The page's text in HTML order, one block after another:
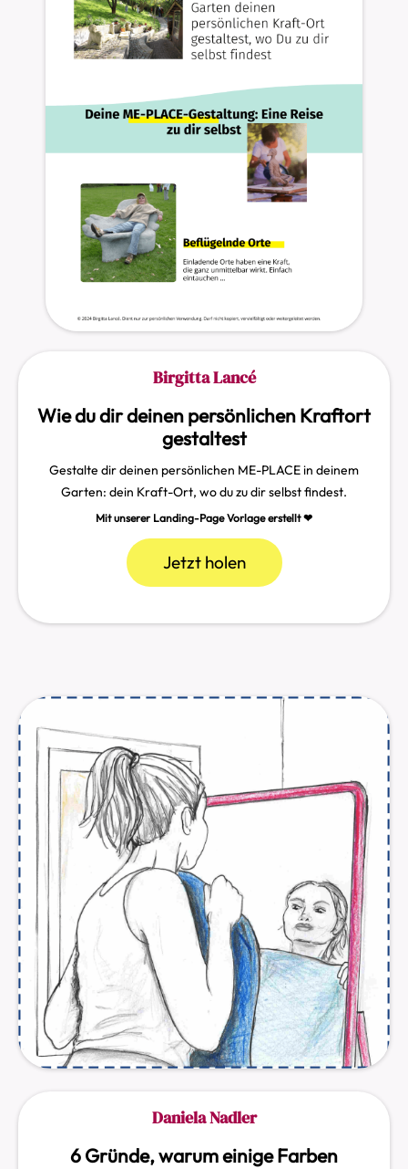
Birgitta Lancé
Wie du dir deinen persönlichen Kraftort
gestaltest
Gestalte dir deinen persönlichen ME-PLACE in deinem
Garten: dein Kraft-Ort, wo du zu dir selbst findest.
Mit unserer Landing-Page Vorlage erstellt ❤︎
Jetzt holen
Daniela Nadler
6 Gründe, warum einige Farben